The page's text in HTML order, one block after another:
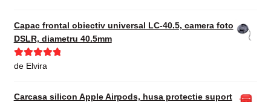
Capac frontal obiectiv universal LC-40.5, camera foto
DSLR, diametru 40.5mm
Evaluat la
de Elvira
Carcasa silicon Apple Airpods, husa protectie suport